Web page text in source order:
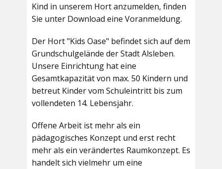
Kind in unserem Hort anzumelden, finden
Sie unter Download eine Voranmeldung.
Der Hort "Kids Oase" befindet sich auf dem
Grundschulgelände der Stadt Alsleben.
Unsere Einrichtung hat eine
Gesamtkapazität von max. 50 Kindern und
betreut Kinder vom Schuleintritt bis zum
vollendeten 14. Lebensjahr.
Offene Arbeit ist mehr als ein
pädagogisches Konzept und erst recht
mehr als ein verändertes Raumkonzept. Es
handelt sich vielmehr um eine